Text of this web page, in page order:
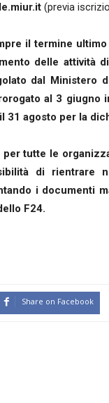
(previa
il termine
delle attività
dal Ministero
al 3 giugno
31 agosto per la
per tutte le
di rientrare
i documenti
F24.
Share on Facebook